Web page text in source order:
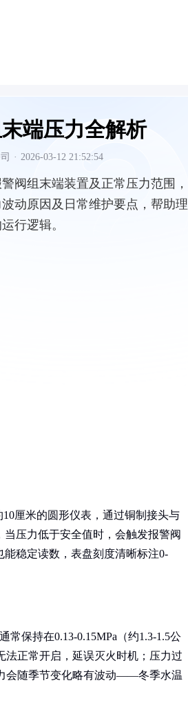
端压力全解析
· 2026-03-12 21:52:54
阀组末端装置及正常压力范围，
动原因及日常维护要点，帮助理
行逻辑。
厘米的圆形仪表，通过铜制接头与
压力低于安全值时，会触发报警阀
稳定读数，表盘刻度清晰标注0-
保持在0.13-0.15MPa（约1.3-1.5公
法正常开启，延误灭火时机；压力过
会随季节变化略有波动——冬季水温